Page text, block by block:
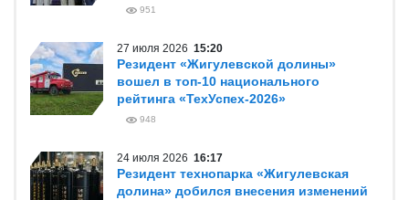
951
27 июля 2026 15:20
Резидент «Жигулевской долины»
вошел в топ-10 национального
рейтинга «ТехУспех-2026»
948
24 июля 2026 16:17
Резидент технопарка «Жигулевская
долина» добился внесения изменений